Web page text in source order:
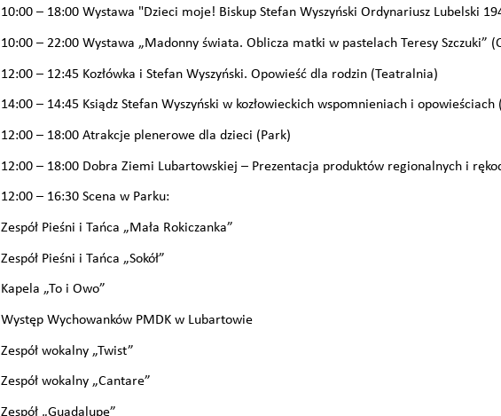
10:00 – 18:00 Wystawa "Dzieci moje! Biskup Stefan Wyszyński Ordynariusz Lubelski
10:00 – 22:00 Wystawa „Madonny świata. Oblicza matki w pastelach Teresy Szczuki”
12:00 – 12:45 Kozłówka i Stefan Wyszyński. Opowieść dla rodzin (Teatralnia)
14:00 – 14:45 Ksiądz Stefan Wyszyński w kozłowieckich wspomnieniach i opowieściach
12:00 – 18:00 Atrakcje plenerowe dla dzieci (Park)
12:00 – 18:00 Dobra Ziemi Lubartowskiej – Prezentacja produktów regionalnych i
12:00 – 16:30 Scena w Parku:
Zespół Pieśni i Tańca „Mała Rokiczanka”
Zespół Pieśni i Tańca „Sokół”
Kapela „To i Owo”
Występ Wychowanków PMDK w Lubartowie
Zespół wokalny „Twist”
Zespół wokalny „Cantare”
Zespół „Guadalupe”